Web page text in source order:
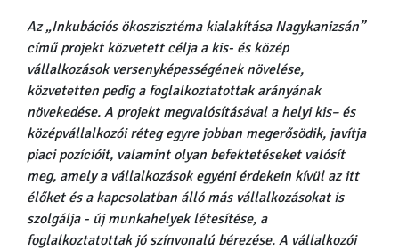
Az „Inkubációs ökoszisztéma kialakítása Nagykanizsán”
című projekt közvetett célja a kis- és közép
vállalkozások versenyképességének növelése,
közvetetten pedig a foglalkoztatottak arányának
növekedése. A projekt megvalósításával a helyi kis– és
középvállalkozói réteg egyre jobban megerősödik, javítja
piaci pozícióit, valamint olyan befektetéseket valósít
meg, amely a vállalkozások egyéni érdekein kívül az itt
élőket és a kapcsolatban álló más vállalkozásokat is
szolgálja - új munkahelyek létesítése, a
foglalkoztatottak jó színvonalú bérezése. A vállalkozói